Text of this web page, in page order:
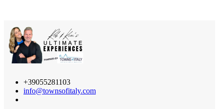
+39055281103
info@townsofitaly.com